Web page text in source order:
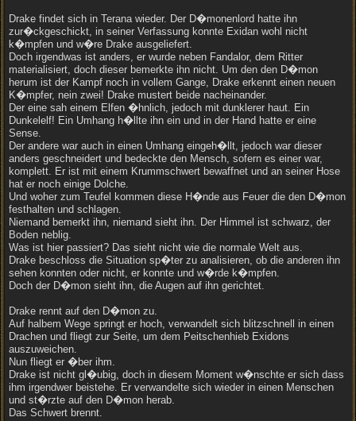
Drake findet sich in Terana wieder. Der D�monenlord hatte ihn
zur�ckgeschickt, in seiner Verfassung konnte Exidan wohl nicht
k�mpfen und w�re Drake ausgeliefert.
Doch irgendwas ist anders, er wurde neben Fandalor, dem Ritter
materialisiert, doch dieser bemerkte ihn nicht. Um den den D�mon
herum ist der Kampf noch in vollem Gange, Drake erkennt einen neuen
K�mpfer, nein zwei! Drake mustert beide nacheinander.
Der eine sah einem Elfen �hnlich, jedoch mit dunklerer haut. Ein
Dunkelelf! Ein Umhang h�llte ihn ein und in der Hand hatte er eine
Sense.
Der andere war auch in einen Umhang eingeh�llt, jedoch war dieser
anders geschneidert und bedeckte den Mensch, sofern es einer war,
komplett. Er ist mit einem Krummschwert bewaffnet und an seiner Hose
hat er noch einige Dolche.
Und woher zum Teufel kommen diese H�nde aus Feuer die den D�mon
festhalten und schlagen.
Niemand bemerkt ihn, niemand sieht ihn. Der Himmel ist schwarz, der
Boden neblig.
Was ist hier passiert? Das sieht nicht wie die normale Welt aus.
Drake beschloss die Situation sp�ter zu analisieren, ob die anderen ihn
sehen konnten oder nicht, er konnte und w�rde k�mpfen.
Doch der D�mon sieht ihn, die Augen auf ihn gerichtet.
Drake rennt auf den D�mon zu.
Auf halbem Wege springt er hoch, verwandelt sich blitzschnell in einen
Drachen und fliegt zur Seite, um dem Peitschenhieb Exidons
auszuweichen.
Nun fliegt er �ber ihm.
Drake ist nicht gl�ubig, doch in diesem Moment w�nschte er sich dass
ihm irgendwer beistehe. Er verwandelte sich wieder in einen Menschen
und st�rzte auf den D�mon herab.
Das Schwert brennt.